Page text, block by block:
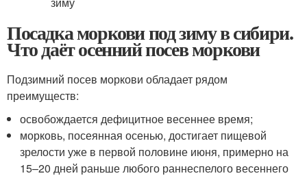
Посадка моркови под зиму в сибири.
Что даёт осенний посев моркови
Подзимний посев моркови обладает рядом
преимуществ:
освобождается дефицитное весеннее время;
морковь, посеянная осенью, достигает пищевой
зрелости уже в первой половине июня, примерно на
15–20 дней раньше любого раннеспелого весеннего